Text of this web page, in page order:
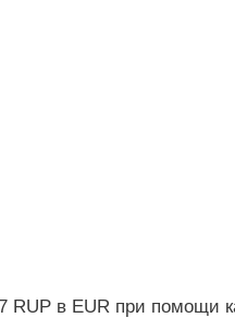
RUP в EUR при помощи